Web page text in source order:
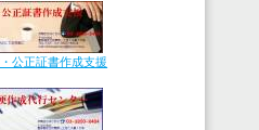
公正証書作成支援